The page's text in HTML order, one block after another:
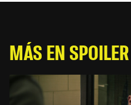
MÁS EN SPOILER